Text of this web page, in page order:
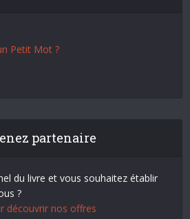
Petit Mot ?
partenaire
du livre et vous souhaitez établir
?
découvrir nos offres